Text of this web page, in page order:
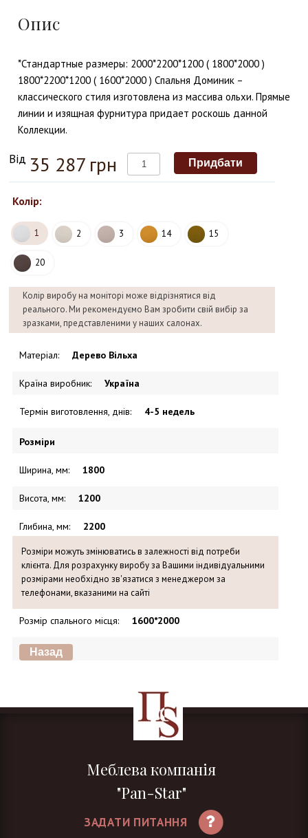
Опис
*Стандартные размеры: 2000*2200*1200 ( 1800*2000 )
1800*2200*1200 ( 1600*2000 ) Спальня Доминик –
классического стиля изготовлена из массива ольхи. Прямые
линии и изящная фурнитура придает роскошь данной
Коллекции.
Від 35 287 грн
Колір:
1 2 3 14 15
20
Колір виробу на моніторі може відрізнятися від
реального. Ми рекомендуємо Вам зробити свій вибір за
зразками, представленими у наших салонах.
Матеріал: Дерево Вільха
Країна виробник: Україна
Термін виготовлення, днів: 4-5 недель
Розміри
Ширина, мм: 1800
Висота, мм: 1200
Глибина, мм: 2200
Розміри можуть змінюватись в залежності від потреби
клієнта. Для розрахунку виробу за Вашими індивідуальними
розмірами необхідно зв'язатися з менеджером за
телефонами, вказаними на сайті
Розмір спального місця: 1600*2000
Меблева компанія
"Pan-Star"
ЗАДАТИ ПИТАННЯ